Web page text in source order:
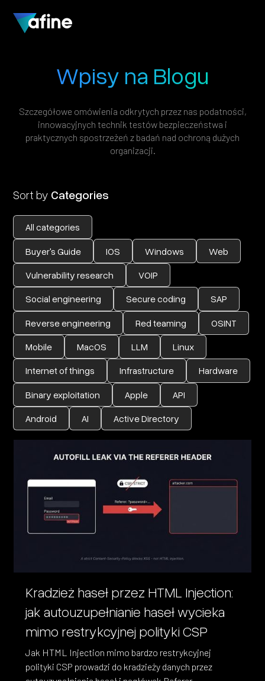
Wpisy na Blogu
Szczegółowe omówienia odkrytych przez nas podatności,
innowacyjnych technik testów bezpieczeństwa i
praktycznych spostrzeżeń z badań nad ochroną dużych
organizacji.
Kradzież haseł przez HTML Injection:
jak autouzupełnianie haseł wycieka
mimo restrykcyjnej polityki CSP
Jak HTML Injection mimo bardzo restrykcyjnej
polityki CSP prowadzi do kradzieży danych przez
Sort by Categories
All categories
Buyer's Guide IOS Windows Web
Vulnerability research VOIP
Social engineering Secure coding SAP
Reverse engineering Red teaming OSINT
Mobile MacOS LLM Linux
Internet of things Infrastructure Hardware
Binary exploitation Apple API
Android AI Active Directory